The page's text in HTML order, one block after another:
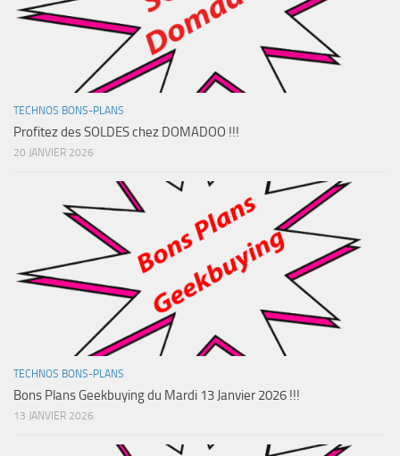
TECHNOS BONS-PLANS
Profitez des SOLDES chez DOMADOO !!!
20 JANVIER 2026
TECHNOS BONS-PLANS
Bons Plans Geekbuying du Mardi 13 Janvier 2026 !!!
13 JANVIER 2026